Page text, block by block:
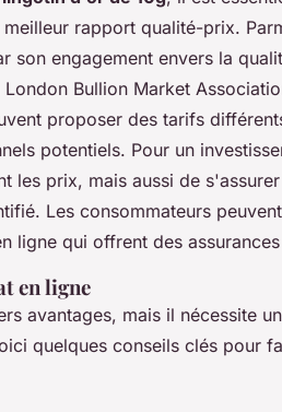
rapport qualité-prix.
son engagement envers la
Bullion Market
proposer des tarifs
potentiels. Pour un
les prix, mais aussi de
Les consommateurs
ligne qui offrent des
en ligne
avantages, mais il nécessite
quelques conseils clés pour